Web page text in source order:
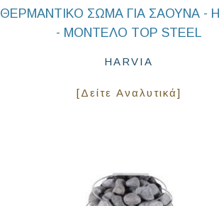
ΘΕΡΜΑΝΤΙΚΟ ΣΩΜΑ ΓΙΑ ΣΑΟΥΝΑ -
- ΜΟΝΤΕΛΟ TOP STEEL
HARVIA
[Δείτε Αναλυτικά]